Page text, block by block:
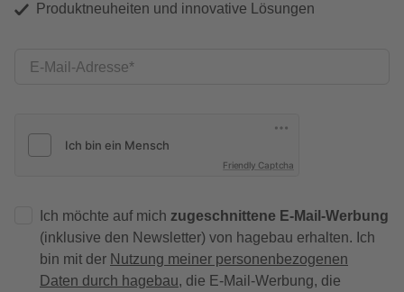
Produktneuheiten und innovative Lösungen
E-Mail-Adresse
Friendly Captcha
Ich möchte auf mich zugeschnittene E-Mail-Werbung
(inklusive den Newsletter) von hagebau erhalten. Ich
bin mit der Nutzung meiner personenbezogenen
Daten durch hagebau, die E-Mail-Werbung, die